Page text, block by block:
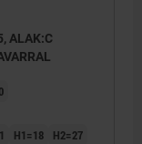
ALAK:C
H1=18
H2=27